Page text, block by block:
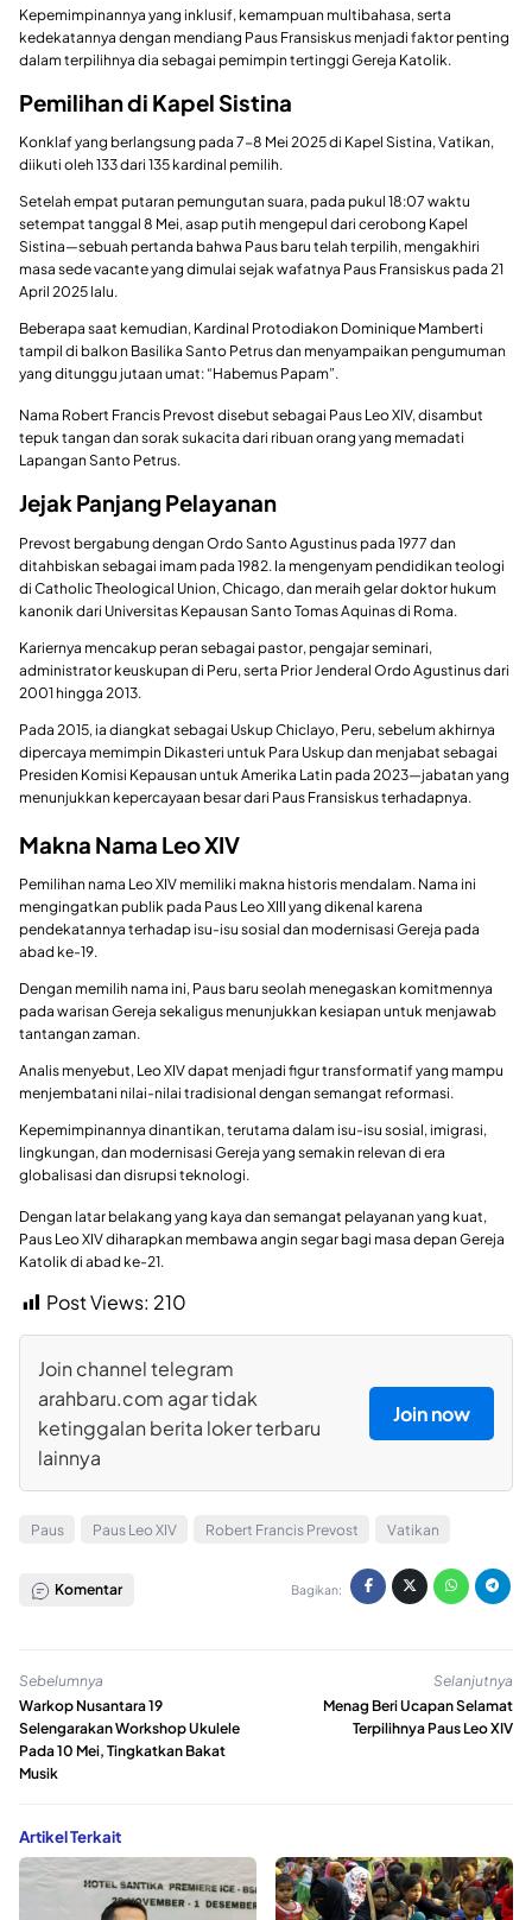
Kepemimpinannya yang inklusif, kemampuan multibahasa, serta
kedekatannya dengan mendiang Paus Fransiskus menjadi faktor penting
dalam terpilihnya dia sebagai pemimpin tertinggi Gereja Katolik.
Pemilihan di Kapel Sistina
Konklaf yang berlangsung pada 7-8 Mei 2025 di Kapel Sistina, Vatikan,
diikuti oleh 133 dari 135 kardinal pemilih.
Setelah empat putaran pemungutan suara, pada pukul 18:07 waktu
setempat tanggal 8 Mei, asap putih mengepul dari cerobong Kapel
Sistina—sebuah pertanda bahwa Paus baru telah terpilih, mengakhiri
masa sede vacante yang dimulai sejak wafatnya Paus Fransiskus pada 21
April 2025 lalu.
Beberapa saat kemudian, Kardinal Protodiakon Dominique Mamberti
tampil di balkon Basilika Santo Petrus dan menyampaikan pengumuman
yang ditunggu jutaan umat: “Habemus Papam”.
Nama Robert Francis Prevost disebut sebagai Paus Leo XIV, disambut
tepuk tangan dan sorak sukacita dari ribuan orang yang memadati
Lapangan Santo Petrus.
Jejak Panjang Pelayanan
Prevost bergabung dengan Ordo Santo Agustinus pada 1977 dan
ditahbiskan sebagai imam pada 1982. Ia mengenyam pendidikan teologi
di Catholic Theological Union, Chicago, dan meraih gelar doktor hukum
kanonik dari Universitas Kepausan Santo Tomas Aquinas di Roma.
Kariernya mencakup peran sebagai pastor, pengajar seminari,
administrator keuskupan di Peru, serta Prior Jenderal Ordo Agustinus dari
2001 hingga 2013.
Pada 2015, ia diangkat sebagai Uskup Chiclayo, Peru, sebelum akhirnya
dipercaya memimpin Dikasteri untuk Para Uskup dan menjabat sebagai
Presiden Komisi Kepausan untuk Amerika Latin pada 2023—jabatan yang
menunjukkan kepercayaan besar dari Paus Fransiskus terhadapnya.
Makna Nama Leo XIV
Pemilihan nama Leo XIV memiliki makna historis mendalam. Nama ini
mengingatkan publik pada Paus Leo XIII yang dikenal karena
pendekatannya terhadap isu-isu sosial dan modernisasi Gereja pada
abad ke-19.
Dengan memilih nama ini, Paus baru seolah menegaskan komitmennya
pada warisan Gereja sekaligus menunjukkan kesiapan untuk menjawab
tantangan zaman.
Analis menyebut, Leo XIV dapat menjadi figur transformatif yang mampu
menjembatani nilai-nilai tradisional dengan semangat reformasi.
Kepemimpinannya dinantikan, terutama dalam isu-isu sosial, imigrasi,
lingkungan, dan modernisasi Gereja yang semakin relevan di era
globalisasi dan disrupsi teknologi.
Dengan latar belakang yang kaya dan semangat pelayanan yang kuat,
Paus Leo XIV diharapkan membawa angin segar bagi masa depan Gereja
Katolik di abad ke-21.
Post Views: 210
Join channel telegram
arahbaru.com agar tidak
ketinggalan berita loker terbaru
lainnya
Join now
Paus Paus Leo XIV Robert Francis Prevost Vatikan
Komentar Bagikan:
Sebelumnya
Warkop Nusantara 19
Selengarakan Workshop Ukulele
Pada 10 Mei, Tingkatkan Bakat
Musik
Selanjutnya
Menag Beri Ucapan Selamat
Terpilihnya Paus Leo XIV
Artikel Terkait